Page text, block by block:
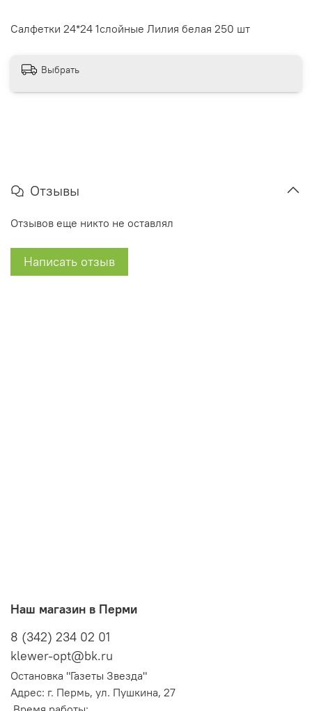
Салфетки 24*24 1слойные Лилия белая 250 шт
Выбрать
Отзывы
Отзывов еще никто не оставлял
Написать отзыв
Наш магазин в Перми
8 (342) 234 02 01
klewer-opt@bk.ru
Остановка "Газеты Звезда"
Адрес: г. Пермь, ул. Пушкина, 27